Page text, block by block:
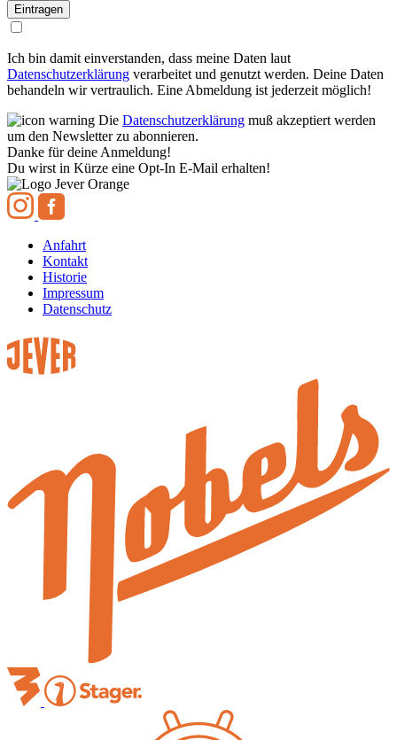
Ich bin damit einverstanden, dass meine Daten laut
Datenschutzerklärung verarbeitet und genutzt werden. Deine Daten
behandeln wir vertraulich. Eine Abmeldung ist jederzeit möglich!
Die Datenschutzerklärung muß akzeptiert werden
um den Newsletter zu abonnieren.
Danke für deine Anmeldung!
Du wirst in Kürze eine Opt-In E-Mail erhalten!
Anfahrt
Kontakt
Historie
Impressum
Datenschutz